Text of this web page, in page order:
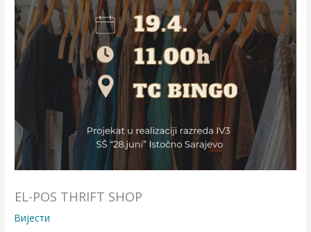
EL-POS THRIFT SHOP
Вијести